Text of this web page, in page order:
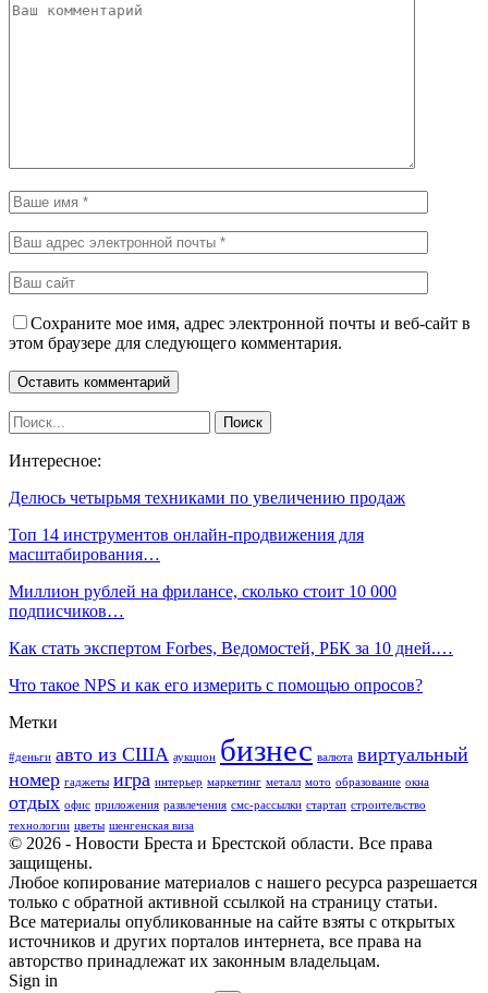
Сохраните мое имя, адрес электронной почты и веб-сайт в
этом браузере для следующего комментария.
Интересное:
Делюсь четырьмя техниками по увеличению продаж
Топ 14 инструментов онлайн-продвижения для
масштабирования…
Миллион рублей на фрилансе, сколько стоит 10 000
подписчиков…
Как стать экспертом Forbes, Ведомостей, РБК за 10 дней.…
Что такое NPS и как его измерить с помощью опросов?
Метки
#деньги авто из США аукцион бизнес валюта виртуальный
номер гаджеты игра интерьер маркетинг металл мото образование окна
отдых офис приложения развлечения смс-рассылки стартап строительство
технологии цветы шенгенская виза
© 2026 - Новости Бреста и Брестской области. Все права
защищены.
Любое копирование материалов с нашего ресурса разрешается
только с обратной активной ссылкой на страницу статьи.
Все материалы опубликованные на сайте взяты с открытых
источников и других порталов интернета, все права на
авторство принадлежат их законным владельцам.
Sign in